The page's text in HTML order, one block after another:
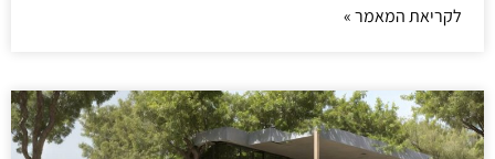
לקריאת המאמר »